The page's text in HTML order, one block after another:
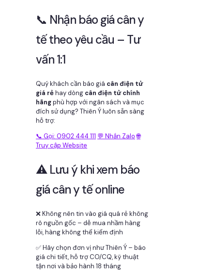
📞 Nhận báo giá cân y
tế theo yêu cầu – Tư
vấn 1:1
Quý khách cần báo giá cân điện tử
giá rẻhay dòng cân điện tử chính
hãngphù hợp với ngân sách và mục
đích sử dụng? Thiên Ý luôn sẵn sàng
hỗ trợ:
📞 Gọi: 0902 444 111 💬 Nhắn Zalo 🌐
Truy cập Website
⚠️ Lưu ý khi xem báo
giá cân y tế online
❌ Không nên tin vào giá quá rẻ không
rõ nguồn gốc – dễ mua nhầm hàng
lỗi, hàng không thể kiểm định
✅ Hãy chọn đơn vị như Thiên Ý – báo
giá chi tiết, hỗ trợ CO/CQ, kỹ thuật
tận nơi và bảo hành 18 tháng